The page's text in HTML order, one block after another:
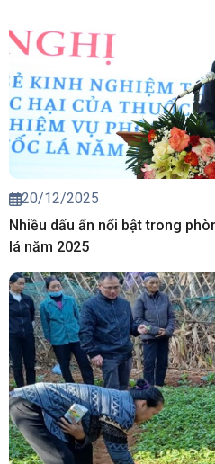
20/12/2025
Nhiều dấu ẩn nổi bật trong
lá năm 2025